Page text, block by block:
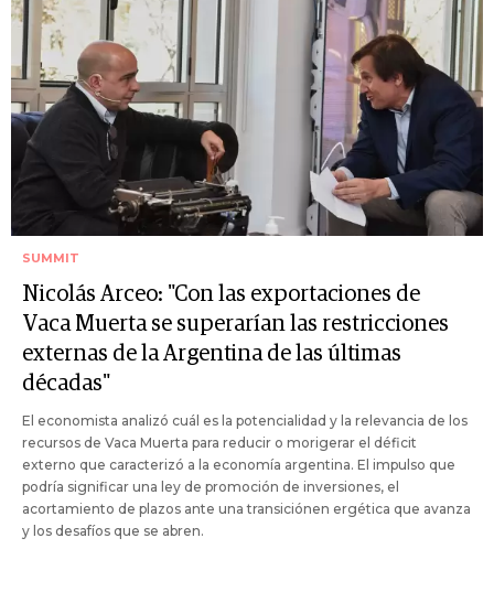
SUMMIT
Nicolás Arceo: "Con las exportaciones de
Vaca Muerta se superarían las restricciones
externas de la Argentina de las últimas
décadas"
El economista analizó cuál es la potencialidad y la relevancia de los
recursos de Vaca Muerta para reducir o morigerar el déficit
externo que caracterizó a la economía argentina. El impulso que
podría significar una ley de promoción de inversiones, el
acortamiento de plazos ante una transiciónen ergética que avanza
y los desafíos que se abren.